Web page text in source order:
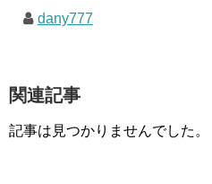
dany777
関連記事
記事は見つかりませんでした。